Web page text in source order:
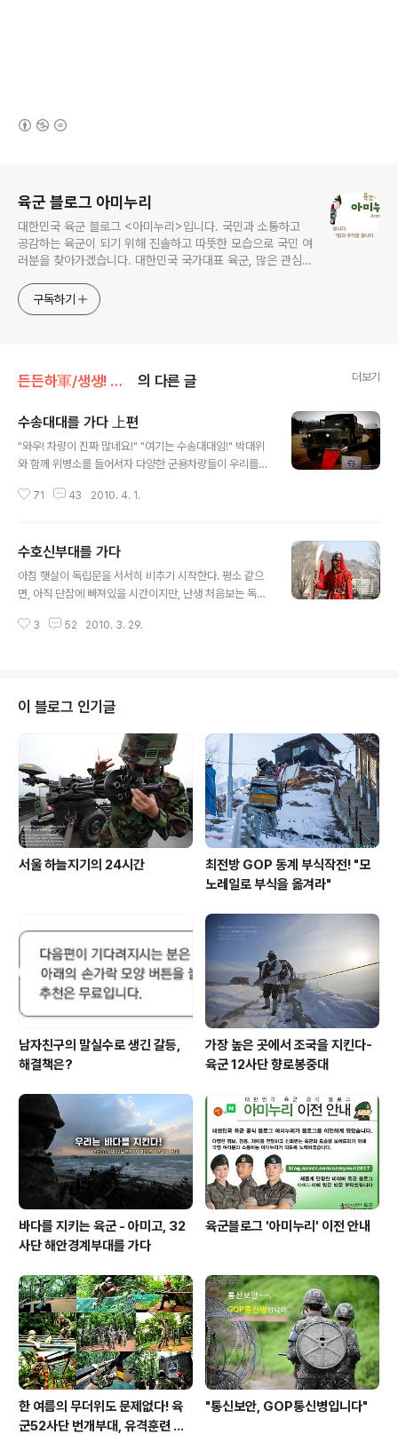
육군 블로그 아미누리
대한민국 육군 블로그 <아미누리>입니다. 국민과 소통하고
공감하는 육군이 되기 위해 진솔하고 따뜻한 모습으로 국민 여
러분을 찾아가겠습니다. 대한민국 국가대표 육군, 많은 관심과
구독하기
든든하軍/생생! 병영탐구 의 다른 글 더보기
수송대대를 가다 上편
"와우! 차량이 진짜 많네요!" "여기는 수송대대임!" 박대위
와 함께 위병소를 들어서자 다양한 군용차량들이 우리를
책임지는 제600수송대대이다. 평시에는 총 000대의 차
시에 병력 0000명, 화물 0000톤 궤도장비 00대, 유류 0
00000갤론을 수송할 수 있다. 입대전, 누구보다도 운전병
을 하고 싶었던 나로서는 무척 흥미로운 부대였다. 물론, 일
았다. 큰 훈련이 있을 때는 어김없이 수송대대에서 차량을
71 43 2010. 4. 1.
수호신부대를 가다
아침 햇살이 독립문을 서서히 비추기 시작한다. 평소 같으
면, 아직 단잠에 빠져있을 시간이지만, 난생 처음보는 독립
않고 연신 카메라셔터를 누르고 있었다. "찰칵! 찰칵!" 얼마
수도 서울을 지켜주는 수호신 부대이다. 나는 강원도 깊은
산 속에서 근무하였기에, 평소 민간인을 볼 기회가 전무하
였는데, 이들은 하루 수만 명의 인파가 지나가는 도심 한 가
운데서 묵묵히 자신의 임무를 수행하고 있다. "박대위님!
여기 분위기가 심상치 않아요!" "원래 수호신부대가 좀 빡
세요!" "앜ㅋㅋㅋㅋㅋㅋㅋ" ..
3 52 2010. 3. 29.
이 블로그 인기글
서울 하늘지기의 24시간
최전방 GOP 동계 부식작전! "모
노레일로 부식을 옮겨라"
남자친구의 말실수로 생긴 갈등,
해결책은?
가장 높은 곳에서 조국을 지킨다-
육군 12사단 향로봉중대
바다를 지키는 육군 - 아미고, 32
사단 해안경계부대를 가다
육군블로그 '아미누리' 이전 안내
한 여름의 무더위도 문제없다! 육
군52사단 번개부대, 유격훈련 현
"통신보안, GOP통신병입니다"